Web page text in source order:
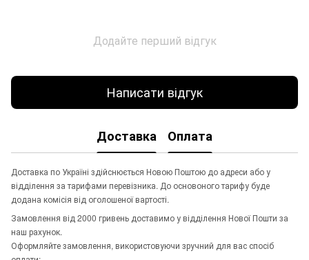
Додайте перший відгук
Написати відгук
Доставка Оплата
Доставка по Україні здійснюється Новою Поштою до адреси або у
відділення за тарифами перевізника. До основоного тарифу буде
додана комісія від оголошеної вартості.
Замовлення від 2000 гривень доставимо у відділення Нової Пошти за
наш рахунок.
Оформляйте замовлення, використовуючи зручний для вас спосіб